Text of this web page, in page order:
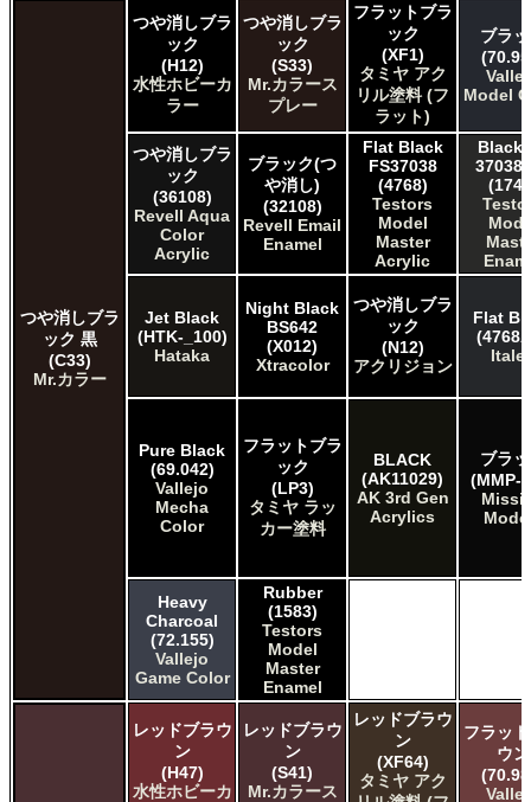
つや消しブラ
ック 黒
(C33)
Mr.カラー
つや消しブラ
ック
(H12)
水性ホビーカ
ラー
つや消しブラ
ック
(S33)
Mr.カラース
プレー
フラットブラ
ック
(XF1)
タミヤ アク
リル塗料 (フ
ラット)
ブラ
Model
つや消しブラ
ック
(36108)
Revell Aqua
Color
Acrylic
ブラック(つ
や消し)
(32108)
Revell Email
Enamel
Flat Black
FS37038
(4768)
Testors
Model
Master
Acrylic
Black
37038
Jet Black
(HTK-_100)
Hataka
Night Black
BS642
(X012)
Xtracolor
つや消しブラ
ック
(N12)
アクリジョン
Flat
Pure Black
(69.042)
Vallejo
Mecha
Color
フラットブラ
ック
(LP3)
タミヤ ラッ
カー塗料
BLACK
(AK11029)
AK 3rd Gen
Acrylics
ブラ
(MMP-
Heavy
Charcoal
(72.155)
Vallejo
Game Color
Rubber
(1583)
Testors
Model
Master
Enamel
レッドブラウ
ン
(H47)
水性ホビーカ
レッドブラウ
ン
(S41)
Mr.カラース
レッドブラウ
ン
(XF64)
タミヤ アク
フラッ
ウン